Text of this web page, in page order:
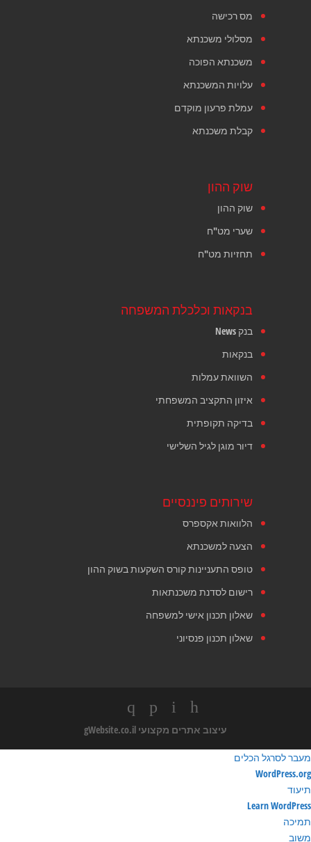
מס רכישה
מסלולי משכנתא
משכנתא הפוכה
עלויות המשכנתא
עמלת פרעון מוקדם
קבלת משכנתא
שוק ההון
שוק ההון
שערי מט"ח
תחזיות מט"ח
בנקאות וכלכלת המשפחה
בנק News
בנקאות
השוואת עמלות
איזון התקציב המשפחתי
בדיקה תקופתית
דיור מוגן לגיל השלישי
שירותים פיננסיים
הלוואות אקספרס
הצעה למשכנתא
טופס התעניינות קורס השקעות בשוק ההון
רישום לסדנת משכנתאות
שאלון תכנון אישי למשפחה
שאלון תכנון פנסיוני
עיצוב אתרים מקצועי
מעבר לסרגל הכלים
אודות
וורדפרס
WordPress.org
תיעוד
Learn WordPress
תמיכה
משוב